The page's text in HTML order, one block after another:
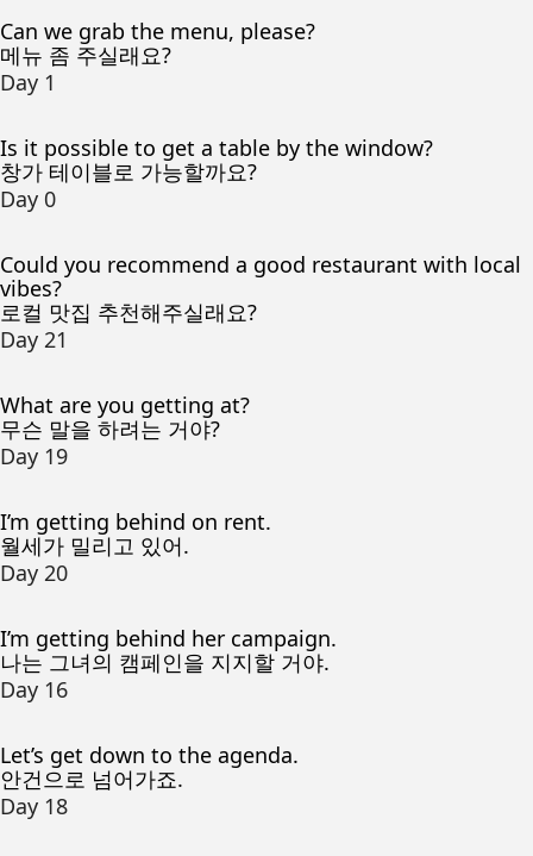
Can we grab the menu, please?
메뉴 좀 주실래요?
Day 1
Is it possible to get a table by the window?
창가 테이블로 가능할까요?
Day 0
Could you recommend a good restaurant with local
vibes?
로컬 맛집 추천해주실래요?
Day 21
What are you getting at?
무슨 말을 하려는 거야?
Day 19
I’m getting behind on rent.
월세가 밀리고 있어.
Day 20
I’m getting behind her campaign.
나는 그녀의 캠페인을 지지할 거야.
Day 16
Let’s get down to the agenda.
안건으로 넘어가죠.
Day 18